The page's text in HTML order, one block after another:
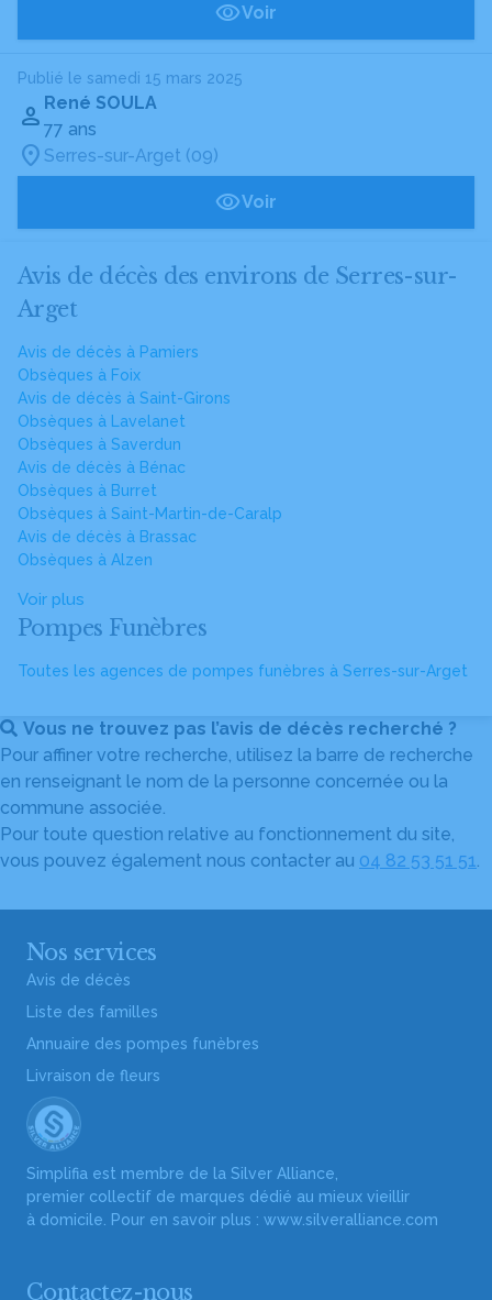
Voir
Publié le samedi 15 mars 2025
René SOULA
77 ans
Serres-sur-Arget (09)
Voir
Avis de décès des environs de Serres-sur-
Arget
Avis de décès à Pamiers
Obsèques à Foix
Avis de décès à Saint-Girons
Obsèques à Lavelanet
Obsèques à Saverdun
Avis de décès à Bénac
Obsèques à Burret
Obsèques à Saint-Martin-de-Caralp
Avis de décès à Brassac
Obsèques à Alzen
Voir plus
Pompes Funèbres
Toutes les agences de pompes funèbres à Serres-sur-Arget
Vous ne trouvez pas l’avis de décès recherché ?
Pour affiner votre recherche, utilisez la barre de recherche
en renseignant le nom de la personne concernée ou la
commune associée.
Pour toute question relative au fonctionnement du site,
vous pouvez également nous contacter au 04 82 53 51 51.
Nos services
Avis de décès
Liste des familles
Annuaire des pompes funèbres
Livraison de fleurs
Simplifia est membre de la Silver Alliance,
premier collectif de marques dédié au mieux vieillir
à domicile. Pour en savoir plus : www.silveralliance.com
Contactez-nous